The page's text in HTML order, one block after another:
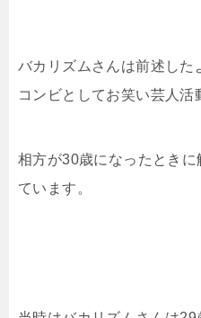
バカリズムさんは前述した
コンビとしてお笑い芸人活
相方が30歳になったとき
ています。